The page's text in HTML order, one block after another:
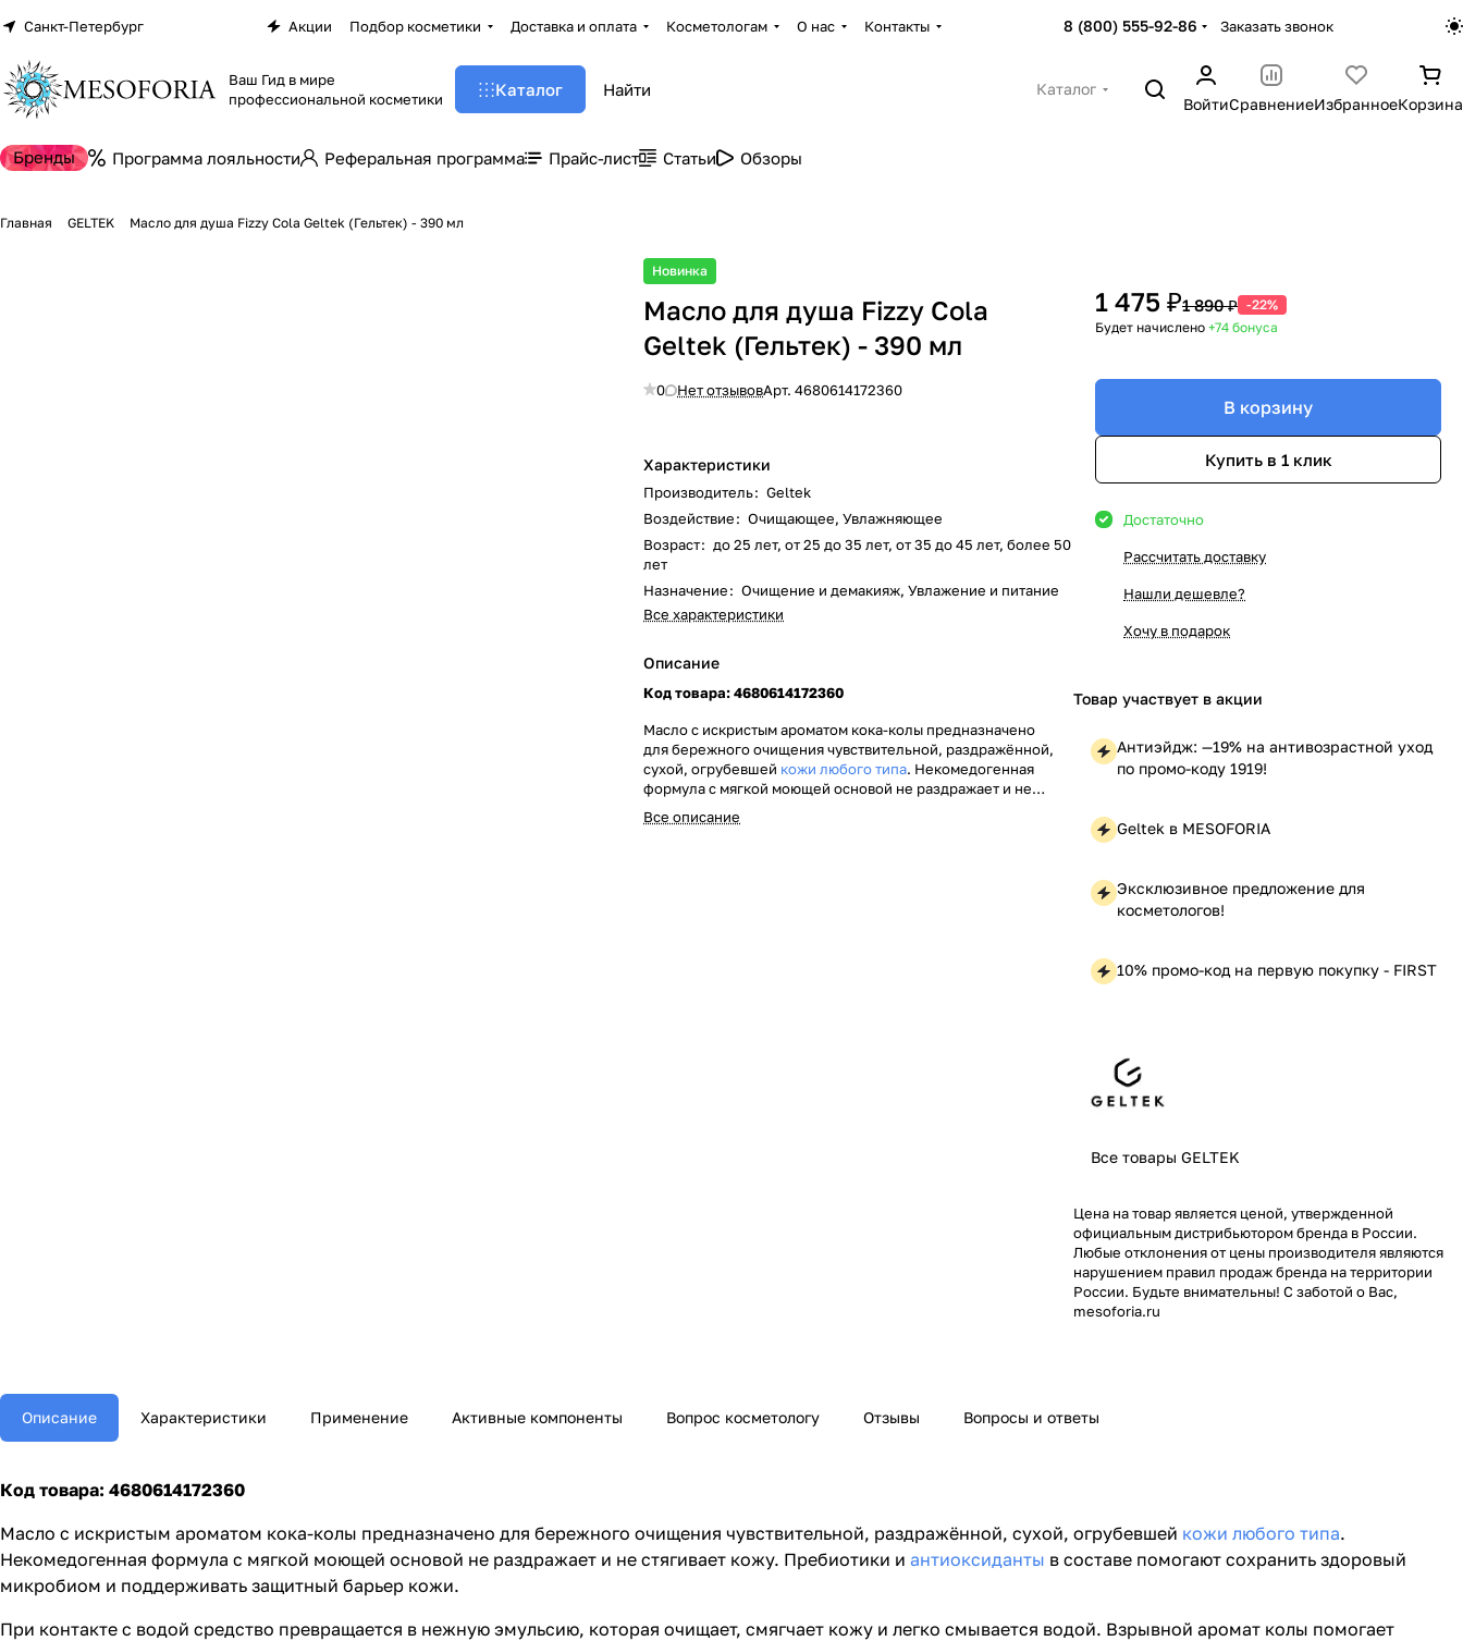
Санкт-Петербург Акции Подбор косметики Доставка и оплата Косметологам О нас Контакты 8 (800) 555-92-86 Заказать звонок
Ваш Гид в мире
профессиональной косметики
Каталог
Каталог
ВойтиСравнениеИзбранноеКорзина
Бренды Программа лояльности Реферальная программа Прайс-лист Статьи Обзоры
Главная GELTEK Масло для душа Fizzy Cola Geltek (Гельтек) - 390 мл
Новинка
Масло для душа Fizzy Cola
Geltek (Гельтек) - 390 мл
0 Нет отзывовАрт.4680614172360
Характеристики
Производитель: Geltek
Воздействие: Очищающее, Увлажняющее
Возраст: до 25 лет, от 25 до 35 лет, от 35 до 45 лет, более 50
лет
Назначение: Очищение и демакияж, Увлажение и питание
Все характеристики
Описание
Код товара: 4680614172360
Масло с искристым ароматом кока-колы предназначено
для бережного очищения чувствительной, раздражённой,
сухой, огрубевшей кожи любого типа. Некомедогенная
формула с мягкой моющей основой не раздражает и не
стягивает кожу. Пребиотики и
помогают сохранить здоровый микробиом и поддерживать
Все описание
1 475 ₽1 890 ₽ -22%
Будет начислено +74 бонуса
В корзину
Купить в 1 клик
Достаточно
Рассчитать доставку
Нашли дешевле?
Хочу в подарок
Товар участвует в акции
Антиэйдж: —19% на антивозрастной уход
по промо-коду 1919!
Geltek в MESOFORIA
Эксклюзивное предложение для
косметологов!
10% промо-код на первую покупку - FIRST
Все товары GELTEK
Цена на товар является ценой, утвержденной
официальным дистрибьютором бренда в России.
Любые отклонения от цены производителя являются
нарушением правил продаж бренда на территории
России. Будьте внимательны! С заботой о Вас,
mesoforia.ru
Описание Характеристики Применение Активные компоненты Вопрос косметологу Отзывы Вопросы и ответы
Код товара: 4680614172360
Масло с искристым ароматом кока-колы предназначено для бережного очищения чувствительной, раздражённой, сухой, огрубевшей кожи любого типа.
Некомедогенная формула с мягкой моющей основой не раздражает и не стягивает кожу. Пребиотики и антиоксиданты в составе помогают сохранить здоровый
микробиом и поддерживать защитный барьер кожи.
При контакте с водой средство превращается в нежную эмульсию, которая очищает, смягчает кожу и легко смывается водой. Взрывной аромат колы помогает